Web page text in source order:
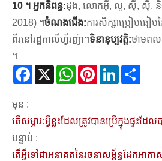
10 ។ អ្នកនិពន្ធ:ដុង, លោកអ៊ី, លូ, ស៊ី, ស៊ី, និងវ
2018) ។ចំណងជើង:ការសិក្សាប្រៀបធៀប
ពីរនៅរដ្ឋកាលីហ្វ័រញ៉ា។ទិនានុប្បវត្តិ:ថាមពល
។
Facebook
X WhatsAppPinterestLinkedIn
មុន :
តើសម្ភារៈអ្វីខ្លះដែលត្រូវបានប្រើក្នុងផ្ទះដ
បន្ទាប់ :
តើអ្វីទៅជាអនាគតនៃរចនាសម្ព័ន្ធដែកអាក